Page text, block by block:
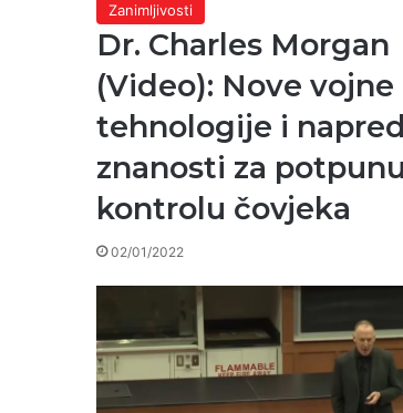
Zanimljivosti
Dr. Charles Morgan
(Video): Nove vojne
tehnologije i
znanosti za potpunu
kontrolu čovjeka
02/01/2022